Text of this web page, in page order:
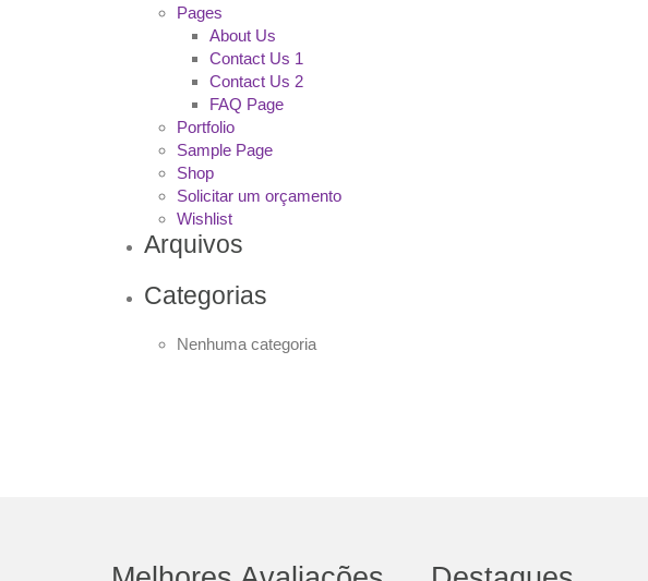
Pages
About Us
Contact Us 1
Contact Us 2
FAQ Page
Portfolio
Sample Page
Shop
Solicitar um orçamento
Wishlist
Arquivos
Categorias
Nenhuma categoria